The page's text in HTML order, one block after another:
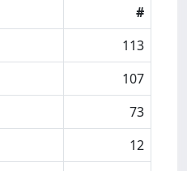
#
113
107
73
12